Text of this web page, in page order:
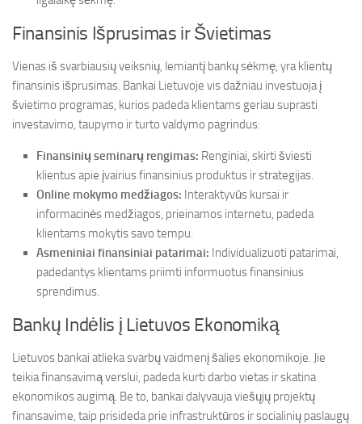
Finansinis Išprusimas ir Švietimas
Vienas iš svarbiausių veiksnių, lemiantį bankų sėkmę, yra klientų
finansinis išprusimas. Bankai Lietuvoje vis dažniau investuoja į
švietimo programas, kurios padeda klientams geriau suprasti
investavimo, taupymo ir turto valdymo pagrindus:
Finansinių seminarų rengimas: Renginiai, skirti šviesti
klientus apie įvairius finansinius produktus ir strategijas.
Online mokymo medžiagos: Interaktyvūs kursai ir
informacinės medžiagos, prieinamos internetu, padeda
klientams mokytis savo tempu.
Asmeniniai finansiniai patarimai: Individualizuoti patarimai,
padedantys klientams priimti informuotus finansinius
sprendimus.
Bankų Indėlis į Lietuvos Ekonomiką
Lietuvos bankai atlieka svarbų vaidmenį šalies ekonomikoje. Jie
teikia finansavimą verslui, padeda kurti darbo vietas ir skatina
ekonomikos augimą. Be to, bankai dalyvauja viešųjų projektų
finansavime, taip prisideda prie infrastruktūros ir socialinių paslaugų